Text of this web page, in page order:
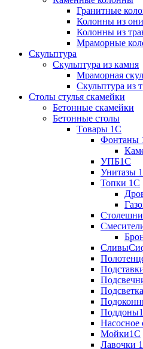
Гранитные
Колонны из
Колонны из
Мраморные
Скульптура
Скульптура из камня
Мраморная
Скульптура из
Столы стулья скамейки
Бетонные скамейки
Бетонные столы
Tовары 1C
Фонтаны
УПБ1С
Унитазы
Топки 1С
Насосное
Мойки1С
Лавочки